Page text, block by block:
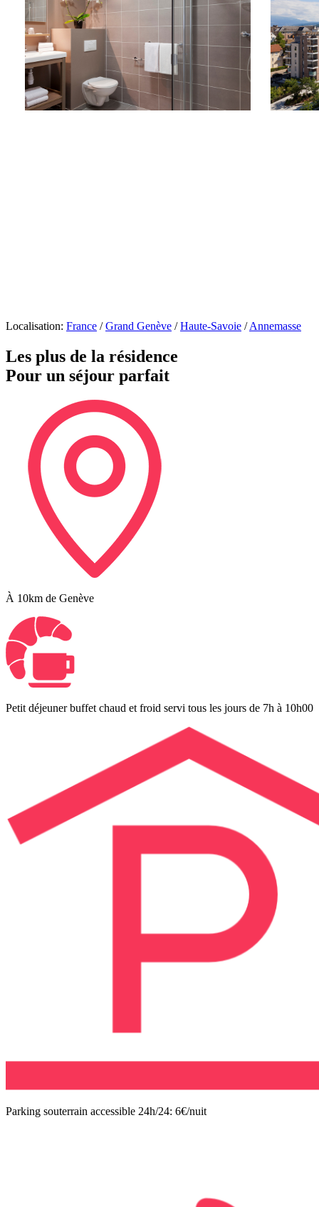
Localisation: France /Grand Genève /Haute-Savoie /Annemasse
Les plus de la résidence
Pour un séjour parfait
À 10km de Genève
Petit déjeuner buffet chaud et froid servi tous les jours de 7h à 10h00
Parking souterrain accessible 24h/24: 6€/nuit